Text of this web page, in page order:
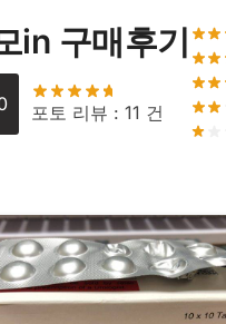
in 구매후기
포토 리뷰 : 11 건